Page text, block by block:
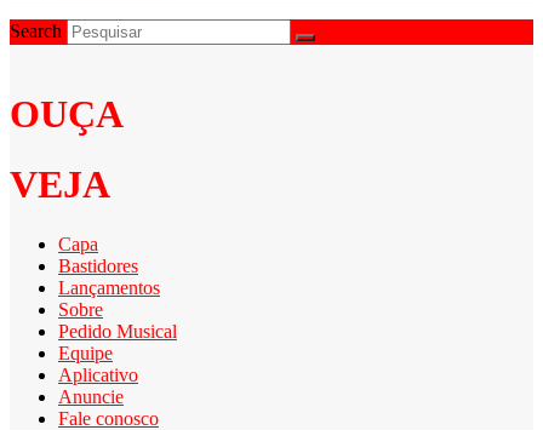
Search
OUÇA
VEJA
Capa
Bastidores
Lançamentos
Sobre
Pedido Musical
Equipe
Aplicativo
Anuncie
Fale conosco